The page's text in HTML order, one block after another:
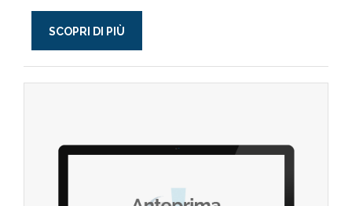
SCOPRI DI PIÙ